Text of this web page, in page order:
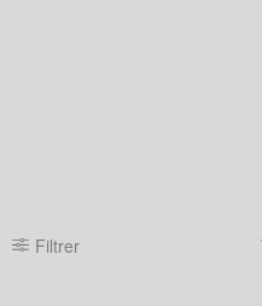
Filtrer